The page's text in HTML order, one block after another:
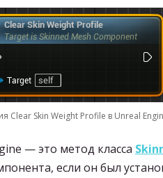
Clear Skin Weight Profile в Unreal
— это метод класса
если он был